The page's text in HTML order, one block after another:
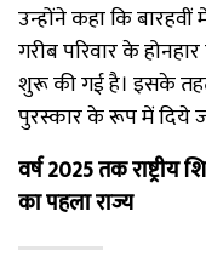
उन्होंने कहा कि
गरीब परिवार के होनहार
शुरू की गई है। इसके तहत
पुरस्कार के रूप में दिये
वर्ष2025 तक राष्ट्रीय
का पहला राज्य